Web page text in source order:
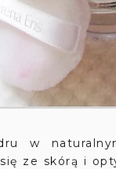
w
ze skórą i